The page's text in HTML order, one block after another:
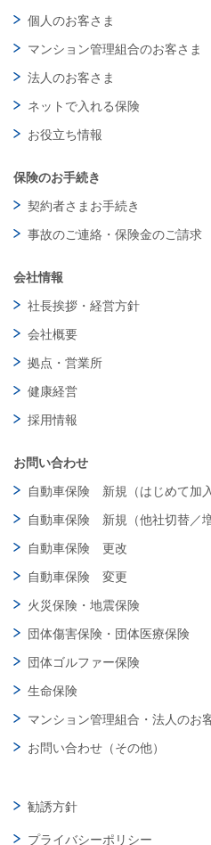
個人のお客さま
マンション管理組合のお客さま
法人のお客さま
ネットで入れる保険
お役立ち情報
保険のお手続き
契約者さまお手続き
事故のご連絡・保険金のご請求
会社情報
社長挨拶・経営方針
会社概要
拠点・営業所
健康経営
採用情報
お問い合わせ
自動車保険 新規（はじめて加入
自動車保険 新規（他社切替／増
自動車保険 更改
自動車保険 変更
火災保険・地震保険
団体傷害保険・団体医療保険
団体ゴルファー保険
生命保険
マンション管理組合・法人のお
お問い合わせ（その他）
勧誘方針
プライバシーポリシー